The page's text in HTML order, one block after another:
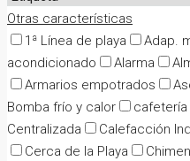
Otras características
1ª Línea de playa
Adap.
acondicionado
Alarma
Armarios empotrados
Bomba frío y calor
cafetería
Centralizada
Calefacción
Cerca de la Playa